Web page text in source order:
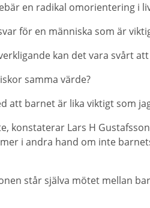
en radikal omorientering i
för en människa som är
kan det vara svårt
samma värde?
att barnet är lika viktigt som
konstaterar Lars H
i andra hand om inte
står själva mötet mellan